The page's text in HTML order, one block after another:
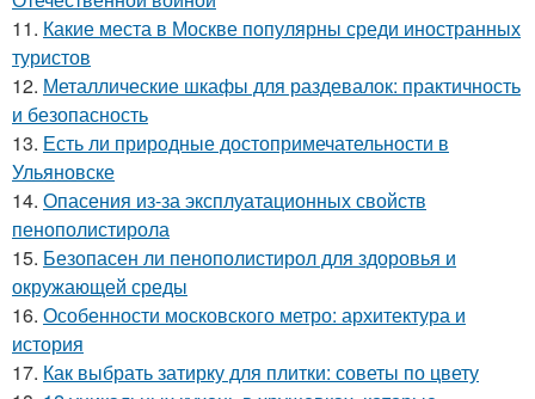
11. Какие места в Москве популярны среди иностранных
туристов
12. Металлические шкафы для раздевалок: практичность
и безопасность
13. Есть ли природные достопримечательности в
Ульяновске
14. Опасения из-за эксплуатационных свойств
пенополистирола
15. Безопасен ли пенополистирол для здоровья и
окружающей среды
16. Особенности московского метро: архитектура и
история
17. Как выбрать затирку для плитки: советы по цвету